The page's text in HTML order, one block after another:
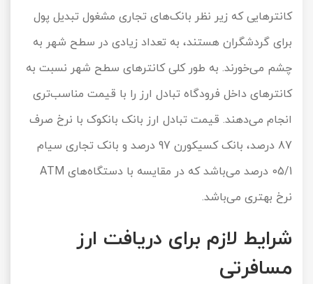
کانترهایی که زیر نظر بانک‌های تجاری مشغول تبدیل پول
برای گردشگران هستند، به تعداد زیادی در سطح شهر به
چشم می‌خورند. به طور کلی کانترهای سطح شهر نسبت به
کانترهای داخل فرودگاه تبادل ارز را با قیمت مناسب‌تری
انجام می‌دهند. قیمت تبادل ارز بانک‌ بانکوک با نرخ صرف
87 درصد، بانک کسیکورن 97 درصد و بانک تجاری سیام
05/1 درصد می‌باشد که در مقایسه با دستگاه‌های ATM
نرخ بهتری می‌باشد.
شرایط لازم برای دریافت ارز
مسافرتی